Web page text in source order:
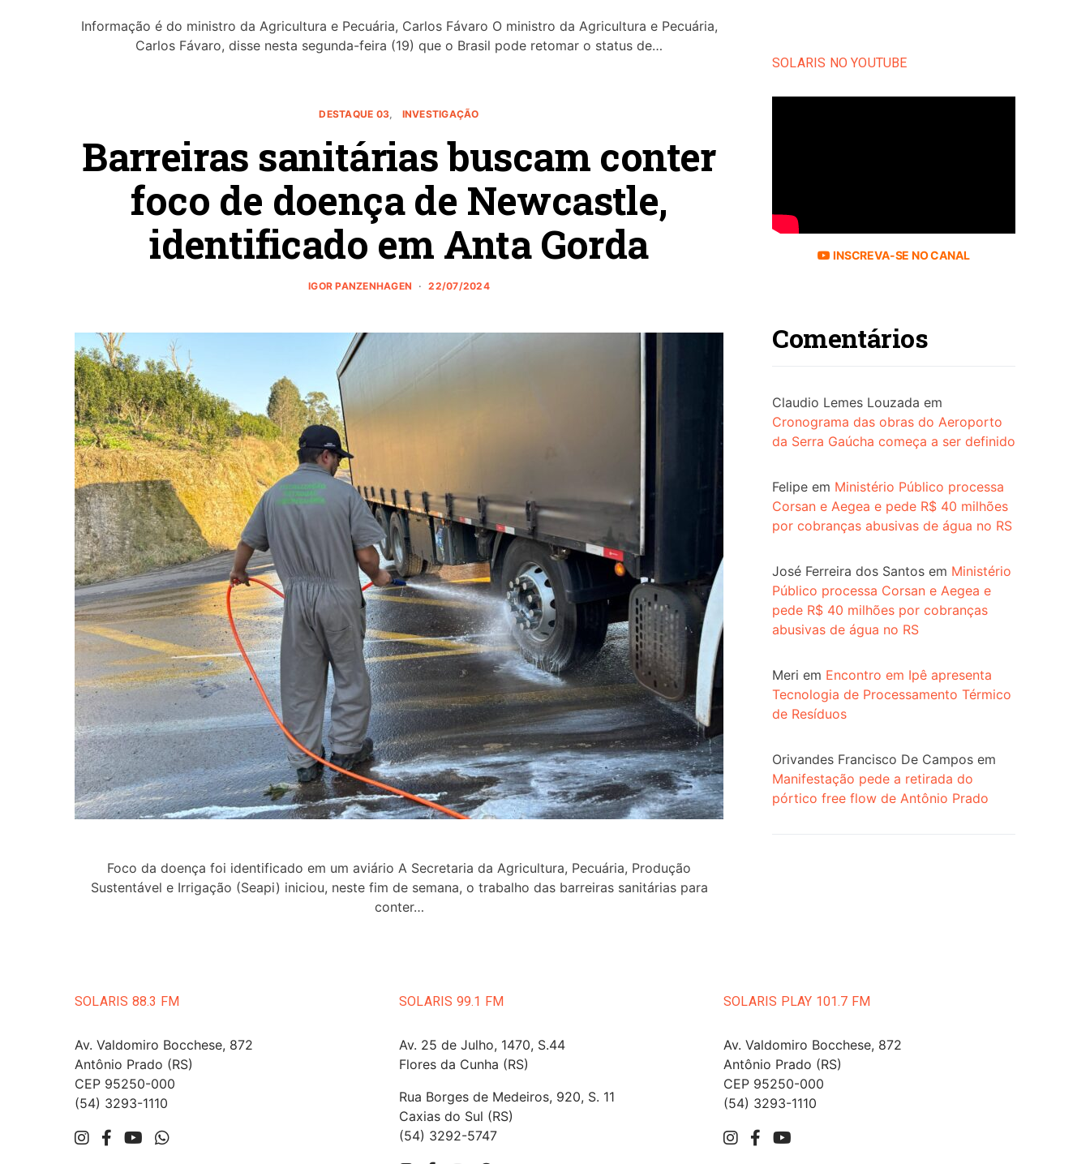
Informação é do ministro da Agricultura e Pecuária, Carlos Fávaro O ministro da Agricultura e Pecuária,
Carlos Fávaro, disse nesta segunda-feira (19) que o Brasil pode retomar o status de…
DESTAQUE 03 INVESTIGAÇÃO
Barreiras sanitárias buscam conter
foco de doença de Newcastle,
identificado em Anta Gorda
IGOR PANZENHAGEN 22/07/2024
Foco da doença foi identificado em um aviário A Secretaria da Agricultura, Pecuária, Produção
Sustentável e Irrigação (Seapi) iniciou, neste fim de semana, o trabalho das barreiras sanitárias para
conter…
SOLARIS NO YOUTUBE
INSCREVA-SE NO CANAL
Comentários
Claudio Lemes Louzada em
Cronograma das obras do Aeroporto
da Serra Gaúcha começa a ser definido
Felipe em Ministério Público processa
Corsan e Aegea e pede R$ 40 milhões
por cobranças abusivas de água no RS
José Ferreira dos Santos em Ministério
Público processa Corsan e Aegea e
pede R$ 40 milhões por cobranças
abusivas de água no RS
Meri em Encontro em Ipê apresenta
Tecnologia de Processamento Térmico
de Resíduos
Orivandes Francisco De Campos em
Manifestação pede a retirada do
pórtico free flow de Antônio Prado
SOLARIS 88.3 FM
Av. Valdomiro Bocchese, 872
Antônio Prado (RS)
CEP 95250-000
(54) 3293-1110
SOLARIS 99.1 FM
Av. 25 de Julho, 1470, S.44
Flores da Cunha (RS)
Rua Borges de Medeiros, 920, S. 11
Caxias do Sul (RS)
(54) 3292-5747
SOLARIS PLAY 101.7 FM
Av. Valdomiro Bocchese, 872
Antônio Prado (RS)
CEP 95250-000
(54) 3293-1110